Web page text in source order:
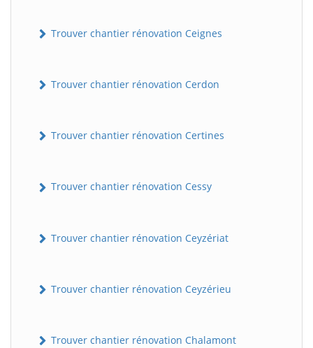
Trouver chantier rénovation Ceignes
Trouver chantier rénovation Cerdon
Trouver chantier rénovation Certines
Trouver chantier rénovation Cessy
Trouver chantier rénovation Ceyzériat
Trouver chantier rénovation Ceyzérieu
Trouver chantier rénovation Chalamont